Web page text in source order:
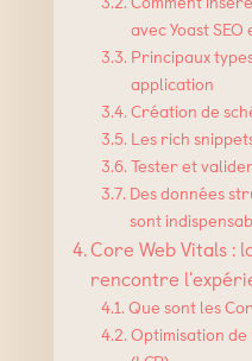
avec Yoast
Principaux
application
Création de
Les rich
Tester et
Des données
sont
Core Web Vitals :
rencontre
Que sont les
Optimisation